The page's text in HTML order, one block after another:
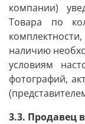
компании)
Товара по
наличию
условиям
фотографий,
3.3. Продавец